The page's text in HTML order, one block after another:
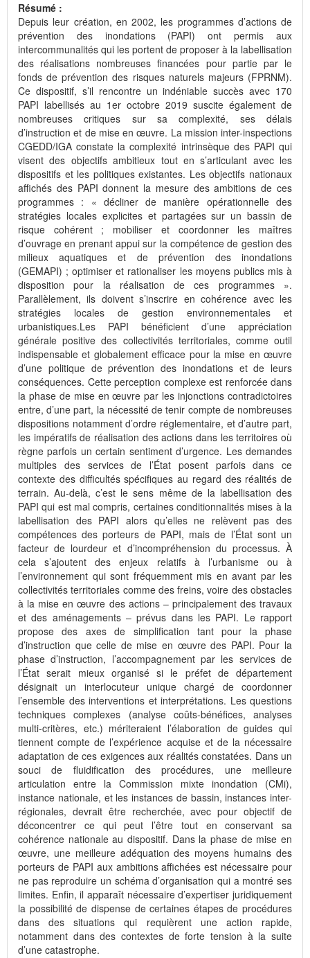
Résumé :
Depuis leur création, en 2002, les programmes d’actions de
prévention des inondations (PAPI) ont permis aux
intercommunalités qui les portent de proposer à la labellisation
des réalisations nombreuses financées pour partie par le
fonds de prévention des risques naturels majeurs (FPRNM).
Ce dispositif, s’il rencontre un indéniable succès avec 170
PAPI labellisés au 1er octobre 2019 suscite également de
nombreuses critiques sur sa complexité, ses délais
d’instruction et de mise en œuvre. La mission inter-inspections
CGEDD/IGA constate la complexité intrinsèque des PAPI qui
visent des objectifs ambitieux tout en s’articulant avec les
dispositifs et les politiques existantes. Les objectifs nationaux
affichés des PAPI donnent la mesure des ambitions de ces
programmes : « décliner de manière opérationnelle des
stratégies locales explicites et partagées sur un bassin de
risque cohérent ; mobiliser et coordonner les maîtres
d’ouvrage en prenant appui sur la compétence de gestion des
milieux aquatiques et de prévention des inondations
(GEMAPI) ; optimiser et rationaliser les moyens publics mis à
disposition pour la réalisation de ces programmes ».
Parallèlement, ils doivent s’inscrire en cohérence avec les
stratégies locales de gestion environnementales et
urbanistiques.Les PAPI bénéficient d’une appréciation
générale positive des collectivités territoriales, comme outil
indispensable et globalement efficace pour la mise en œuvre
d’une politique de prévention des inondations et de leurs
conséquences. Cette perception complexe est renforcée dans
la phase de mise en œuvre par les injonctions contradictoires
entre, d’une part, la nécessité de tenir compte de nombreuses
dispositions notamment d’ordre réglementaire, et d’autre part,
les impératifs de réalisation des actions dans les territoires où
règne parfois un certain sentiment d’urgence. Les demandes
multiples des services de l’État posent parfois dans ce
contexte des difficultés spécifiques au regard des réalités de
terrain. Au-delà, c’est le sens même de la labellisation des
PAPI qui est mal compris, certaines conditionnalités mises à la
labellisation des PAPI alors qu’elles ne relèvent pas des
compétences des porteurs de PAPI, mais de l’État sont un
facteur de lourdeur et d’incompréhension du processus. À
cela s’ajoutent des enjeux relatifs à l’urbanisme ou à
l’environnement qui sont fréquemment mis en avant par les
collectivités territoriales comme des freins, voire des obstacles
à la mise en œuvre des actions – principalement des travaux
et des aménagements – prévus dans les PAPI. Le rapport
propose des axes de simplification tant pour la phase
d’instruction que celle de mise en œuvre des PAPI. Pour la
phase d’instruction, l’accompagnement par les services de
l’État serait mieux organisé si le préfet de département
désignait un interlocuteur unique chargé de coordonner
l’ensemble des interventions et interprétations. Les questions
techniques complexes (analyse coûts-bénéfices, analyses
multi-critères, etc.) mériteraient l’élaboration de guides qui
tiennent compte de l’expérience acquise et de la nécessaire
adaptation de ces exigences aux réalités constatées. Dans un
souci de fluidification des procédures, une meilleure
articulation entre la Commission mixte inondation (CMi),
instance nationale, et les instances de bassin, instances inter-
régionales, devrait être recherchée, avec pour objectif de
déconcentrer ce qui peut l’être tout en conservant sa
cohérence nationale au dispositif. Dans la phase de mise en
œuvre, une meilleure adéquation des moyens humains des
porteurs de PAPI aux ambitions affichées est nécessaire pour
ne pas reproduire un schéma d’organisation qui a montré ses
limites. Enfin, il apparaît nécessaire d’expertiser juridiquement
la possibilité de dispense de certaines étapes de procédures
dans des situations qui requièrent une action rapide,
notamment dans des contextes de forte tension à la suite
d’une catastrophe.